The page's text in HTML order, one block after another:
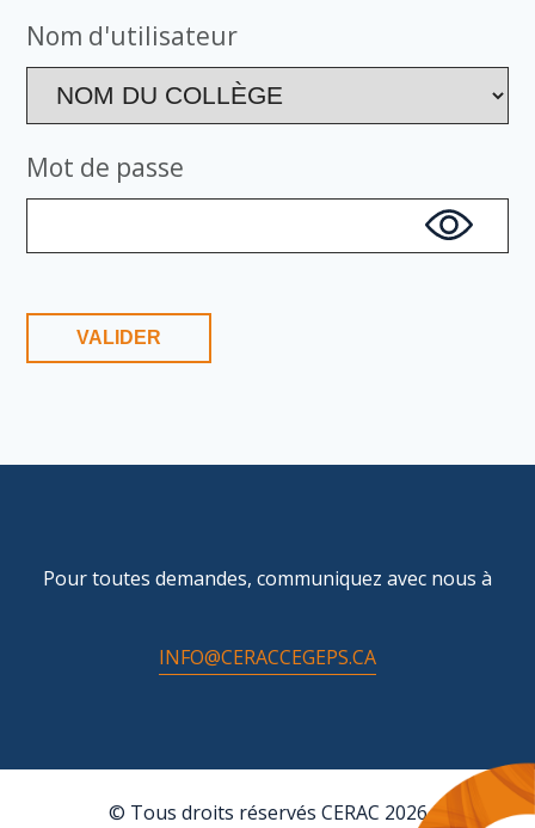
Nom d'utilisateur
Mot de passe
Pour toutes demandes, communiquez avec nous à
INFO@CERACCEGEPS.CA
© Tous droits réservés CERAC 2026